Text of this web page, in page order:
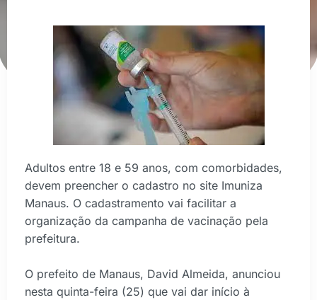
Adultos entre 18 e 59 anos, com comorbidades,
devem preencher o cadastro no site Imuniza
Manaus. O cadastramento vai facilitar a
organização da campanha de vacinação pela
prefeitura.
O prefeito de Manaus, David Almeida, anunciou
nesta quinta-feira (25) que vai dar início à